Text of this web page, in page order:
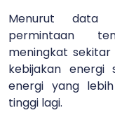
Menurut data
permintaan
meningkat
kebijakan energi
energi yang
tinggi lagi.